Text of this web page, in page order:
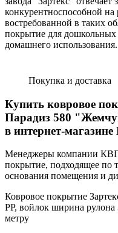
конкурентноспособной
востребованной в таких
покрытие для дошкольных
домашнего использования.
Покупка и доставка
Купить ковровое
Парадиз 580
в интернет-
Менеджеры компании
покрытие, подходящее по
основания помещения и
Ковровое покрытие
PP, войлок ширина
метру